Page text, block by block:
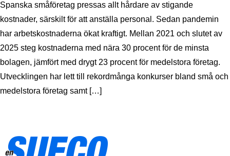
Spanska småföretag pressas allt hårdare av stigande
kostnader, särskilt för att anställa personal. Sedan pandemin
har arbetskostnaderna ökat kraftigt. Mellan 2021 och slutet av
2025 steg kostnaderna med nära 30 procent för de minsta
bolagen, jämfört med drygt 23 procent för medelstora företag.
Utvecklingen har lett till rekordmånga konkurser bland små och
medelstora företag samt […]